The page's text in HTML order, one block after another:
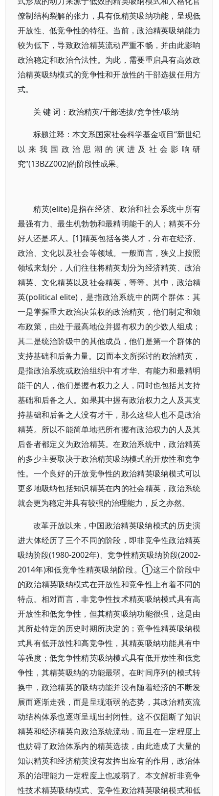
僚制结构裂解的张力，具有低精英吸纳功能，呈现低
开放性、低竞争性的特征。当前，政治精英吸纳能力
较为低下，导致政治精英流动严重不畅，并由此影响
政治稳定和政治合法性。为此，需要重启具有高效政
治精英吸纳模式的竞争性和开放性的干部选拔任用方
式。
关 键 词：政治精英/干部选拔/竞争性/吸纳
标题注释：本文系国家社会科学基金项目“新世纪
以来我国政治思潮的演进及社会影响研
究”(13BZZ002)的阶段性成果。
精英(elite)是指在经济、政治和社会系统中所有
最强有力、最生机勃勃和最精明能干的人；精英不分
好人还是坏人。[1]精英包括各类人才，分布在经济、
政治、文化以及社会等领域。一般而言，狭义上按照
领域来划分，人们往往将精英划分为经济精英、政治
精英、文化精英以及社会精英，等等。其中，政治精
英(political elite)，是指政治系统中的两个群体：其
一是掌握重大政治决策权的政治精英，他们制定和颁
布政策，由处于最高地位并握有权力的少数人组成；
其二是统治阶级中的其他成员，他们是第一个群体的
支持基础和后备力量。[2]而本文所探讨的政治精英，
是指政治系统或政治组织中有才华、有能力和最精明
能干的人，他们是握有权力之人，同时也包括其支持
基础和后备之人。如果其中握有政治权力之人及其支
持基础和后备之人没有才干，那么这些人也不是政治
精英。所以不能简单地把所有握有政治权力的人及其
后备者都定义为政治精英。在政治系统中，政治精英
的多少主要取决于政治精英吸纳模式的开放性和竞争
性。一个良好的开放竞争性的政治精英吸纳模式可以
更多地吸纳包括知识精英在内的社会精英，政治系统
就会更为稳定并具有较强的治理能力，反之亦然。
改革开放以来，中国政治精英吸纳模式的历史演
进大体经历了三个不同的阶段，即非竞争性政治精英
吸纳阶段(1980-2002年)、竞争性精英吸纳阶段(2002-
2014年)和低竞争性精英吸纳阶段。①这三个阶段中
的政治精英吸纳模式在开放性和竞争性上有着不同的
特点。相对而言，非竞争性技术精英吸纳模式具有高
开放性和低竞争性，但其精英吸纳功能很强，这是由
其所处特定的历史时期所决定的；竞争性精英吸纳模
式具有低开放性和高竞争性，其精英吸纳功能具有中
等强度；低竞争性精英吸纳模式具有低开放性和低竞
争性，其精英吸纳的功能最弱。在时间序列的模式转
换中，政治精英的吸纳功能并没有随着经济的不断发
展而逐渐走强，而是呈现渐弱的态势，其政治精英流
动结构体系也逐渐呈现出封闭性。这不仅阻断了知识
精英和经济精英向政治系统流动，而且在一定程度上
也妨碍了政治体系内的精英选拔，由此造成了大量的
知识精英和经济精英没有发挥出应有的作用，政治体
系的治理能力一定程度上也减弱了。本文解析非竞争
性技术精英吸纳模式、竞争性政治精英吸纳模式和低